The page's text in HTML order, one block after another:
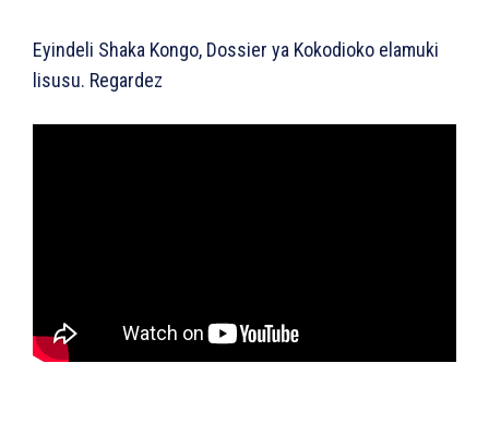
Eyindeli Shaka Kongo, Dossier ya Kokodioko elamuki
lisusu. Regardez